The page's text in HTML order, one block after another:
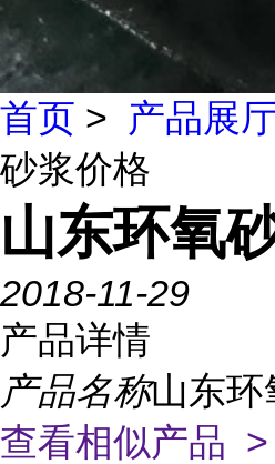
首页 > 产品展
砂浆价格
山东环氧
2018-11-29
产品详情
产品名称山东环
查看相似产品 >